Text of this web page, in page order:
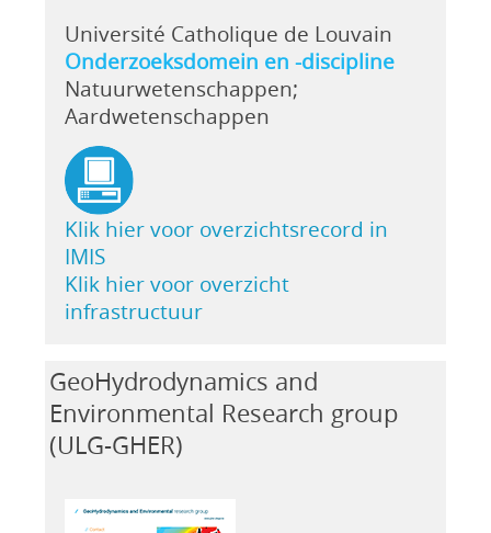
Université Catholique de Louvain
Onderzoeksdomein en -discipline
Natuurwetenschappen;
Aardwetenschappen
Klik hier voor overzichtsrecord in
IMIS
Klik hier voor overzicht
infrastructuur
GeoHydrodynamics and
Environmental Research group
(ULG-GHER)